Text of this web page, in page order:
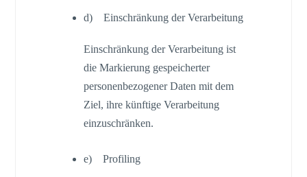
d) Einschränkung der Verarbeitung
Einschränkung der Verarbeitung ist
die Markierung gespeicherter
personenbezogener Daten mit dem
Ziel, ihre künftige Verarbeitung
einzuschränken.
e) Profiling